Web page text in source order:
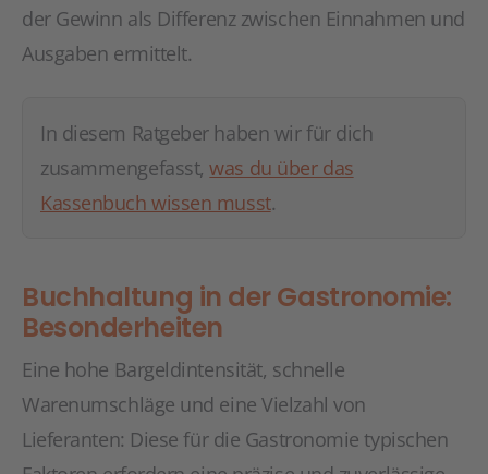
der Gewinn als Differenz zwischen Einnahmen und
Ausgaben ermittelt.
In diesem Ratgeber haben wir für dich
zusammengefasst,was du über das
Kassenbuch wissen musst.
Buchhaltung in der Gastronomie:
Besonderheiten
Eine hohe Bargeldintensität, schnelle
Warenumschläge und eine Vielzahl von
Lieferanten: Diese für die Gastronomie typischen